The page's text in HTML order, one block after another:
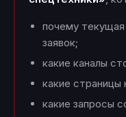
почему
заявок;
какие каналы
какие страницы
какие запросы